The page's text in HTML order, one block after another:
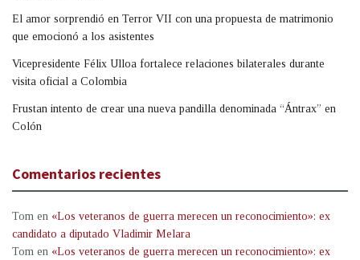
El amor sorprendió en Terror VII con una propuesta de matrimonio
que emocionó a los asistentes
Vicepresidente Félix Ulloa fortalece relaciones bilaterales durante
visita oficial a Colombia
Frustan intento de crear una nueva pandilla denominada “Ántrax” en
Colón
Comentarios recientes
Tom en «Los veteranos de guerra merecen un reconocimiento»: ex
candidato a diputado Vladimir Melara
Tom en «Los veteranos de guerra merecen un reconocimiento»: ex